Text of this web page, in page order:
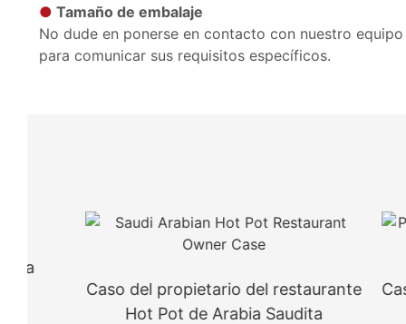
●Tamaño de embalaje
No dude en ponerse en contacto con nuestro
para comunicar sus requisitos específicos.
Caso del propietario del restaurante
Hot Pot de Arabia Saudita
Caso del